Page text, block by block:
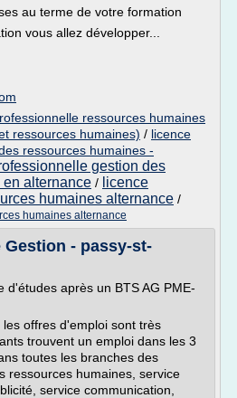
au terme de votre formation
vous allez développer...
ressources humaines
ressources humaines) / licence
ressources humaines -
gestion des
alternance / licence
humaines alternance /
humaines alternance
Gestion - passy-st-
d'études après un BTS AG PME-
offres d'emploi sont très
trouvent un emploi dans les 3
toutes les branches des
ressources humaines, service
service communication,